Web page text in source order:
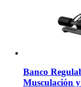
Banco
Musculación